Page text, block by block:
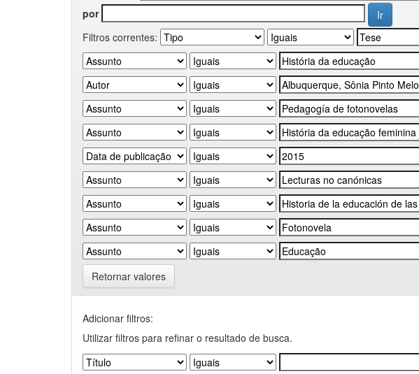
por
Filtros correntes:
Retornar valores
Adicionar filtros:
Utilizar filtros para refinar o resultado de busca.